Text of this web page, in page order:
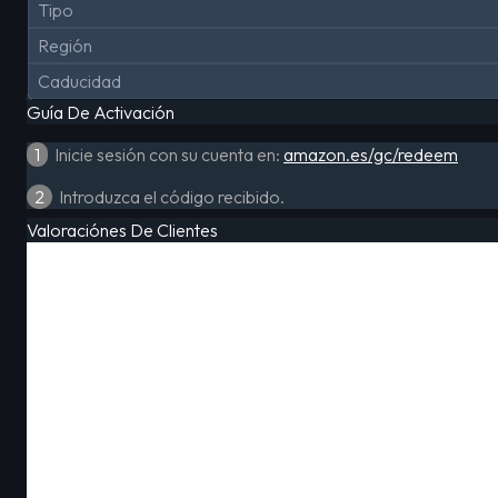
Tipo
Región
Caducidad
Guía De Activación
1
Inicie sesión con su cuenta en: amazon.es/gc/redeem
2
Introduzca el código recibido.
Valoraciónes De Clientes